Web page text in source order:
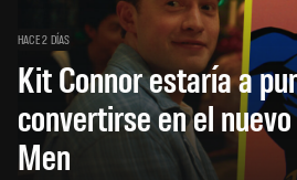
HACE 2 DÍAS
Kit Connor estaría a
convertirse en el
Men